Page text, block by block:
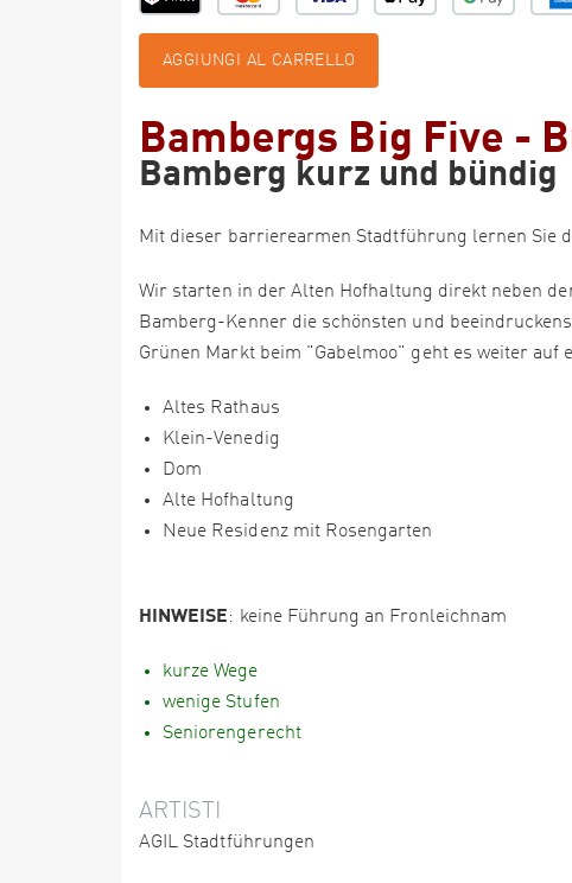
AGGIUNGI AL CARRELLO
Bambergs Big Five -
Bamberg kurz und bündig
Mit dieser barrierearmen Stadtführung lernen Sie
Wir starten in der Alten Hofhaltung direkt neben
Bamberg-Kenner die schönsten und
Grünen Markt beim "Gabelmoo" geht es weiter
Altes Rathaus
Klein-Venedig
Dom
Alte Hofhaltung
Neue Residenz mit Rosengarten
HINWEISE: keine Führung an Fronleichnam
kurze Wege
wenige Stufen
Seniorengerecht
ARTISTI
AGIL Stadtführungen